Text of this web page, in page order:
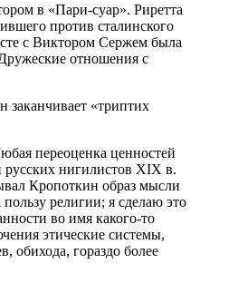
в «Пари-суар». Риретта
против сталинского
с Виктором Сержем была
отношения с
«триптих
переоценка ценностей
русских нигилистов ХIX в.
Кропоткин образ мысли
религии; я сделаю это
во имя какого-то
этические системы,
обихода, гораздо более